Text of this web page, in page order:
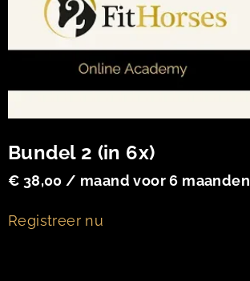
Bundel 2 (in 6x)
€ 38,00 / maand voor 6 maanden
Registreer nu